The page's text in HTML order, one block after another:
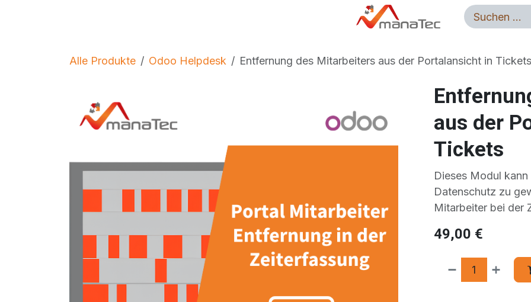
Auftrag Widerrufen
Alle Produkte Odoo Helpdesk Entfernung des Mitarbeiters aus der Portalansicht in Tickets
aus der
Tickets
Dieses Modul
Datenschutz zu
Mitarbeiter bei der
49,00 €